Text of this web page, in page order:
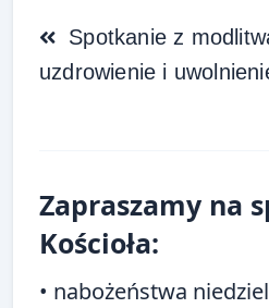
<span
class="nav-
text">Page</span>
Spotkanie z
uzdrowienie i
Zapraszamy na
Kościoła:
• nabożeństwa